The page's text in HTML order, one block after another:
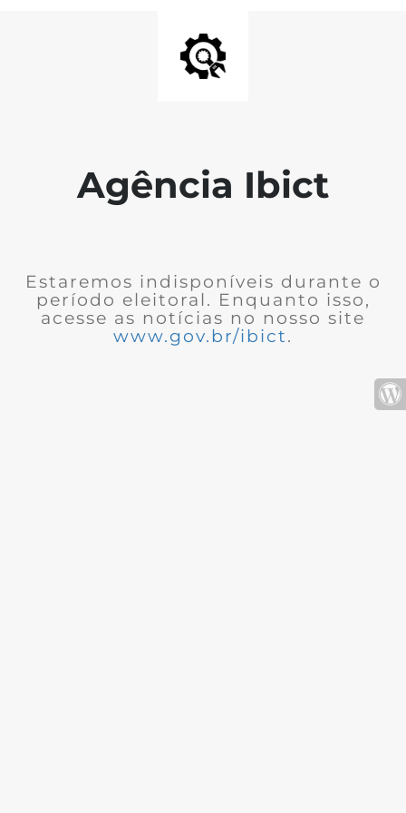
Agência Ibict
Estaremos indisponíveis durante o
período eleitoral. Enquanto isso,
acesse as notícias no nosso site
www.gov.br/ibict.